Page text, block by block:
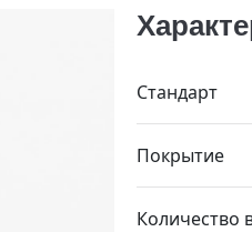
Стандарт
Покрытие
Количество